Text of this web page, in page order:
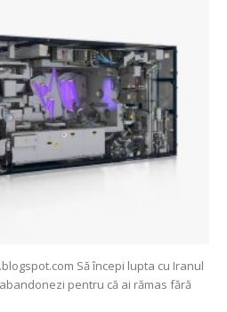
Să începi lupta cu Iranul
pentru că ai rămas fără